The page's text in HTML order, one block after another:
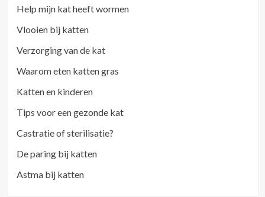
Help mijn kat heeft wormen
Vlooien bij katten
Verzorging van de kat
Waarom eten katten gras
Katten en kinderen
Tips voor een gezonde kat
Castratie of sterilisatie?
De paring bij katten
Astma bij katten